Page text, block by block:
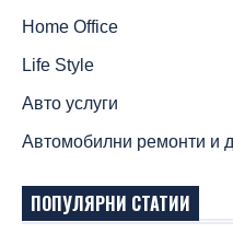
Home Office
Life Style
Авто услуги
Автомобилни ремонти и
ПОПУЛЯРНИ СТАТИИ